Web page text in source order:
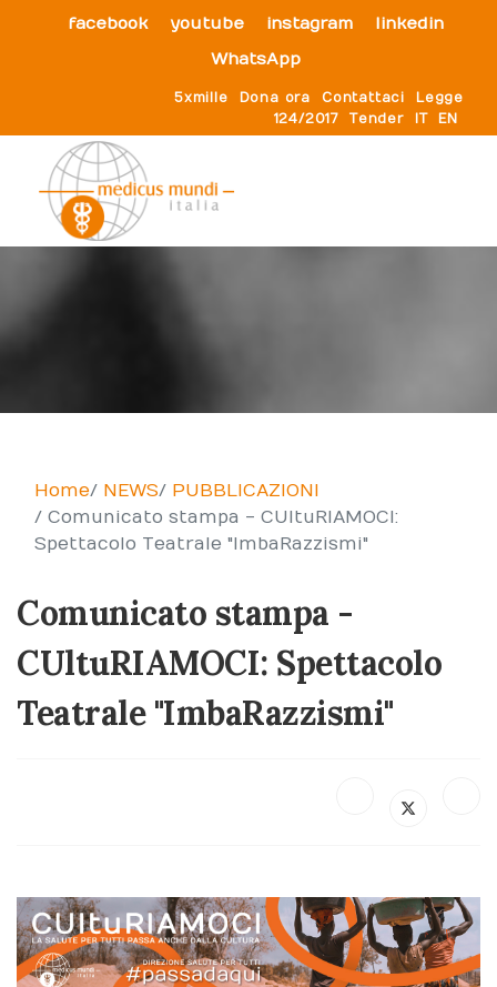
facebook youtube instagram
linkedin
WhatsApp
5xmille Dona ora Contattaci
Legge
124/2017
Tender IT EN
Home NEWS
PUBBLICAZIONI
Comunicato stampa - CUltuRIAMOCI:
Spettacolo Teatrale "ImbaRazzismi"
Comunicato stampa -
CUltuRIAMOCI: Spettacolo
Teatrale "ImbaRazzismi"